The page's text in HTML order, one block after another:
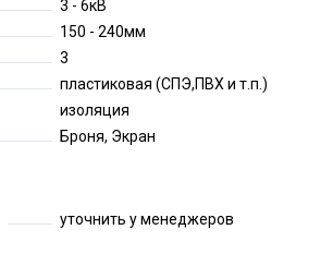
3 - 6кВ
150 - 240мм
3
пластиковая (СПЭ,ПВХ и т.п.)
изоляция
Броня, Экран
уточнить у менеджеров